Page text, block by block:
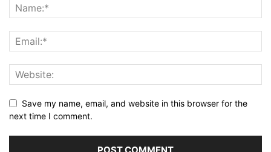
Save my name, email, and website in this browser for the
next time I comment.